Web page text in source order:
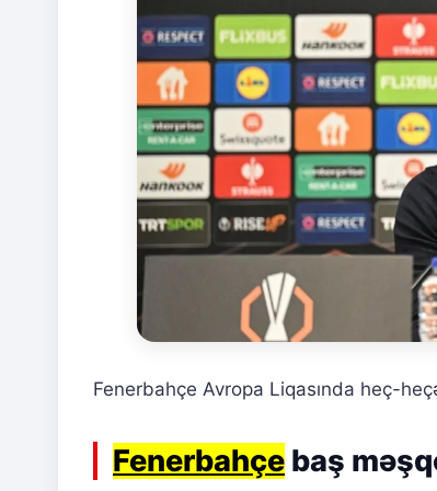
Fenerbahçe Avropa Liqasında heç-
Fenerbahçe baş